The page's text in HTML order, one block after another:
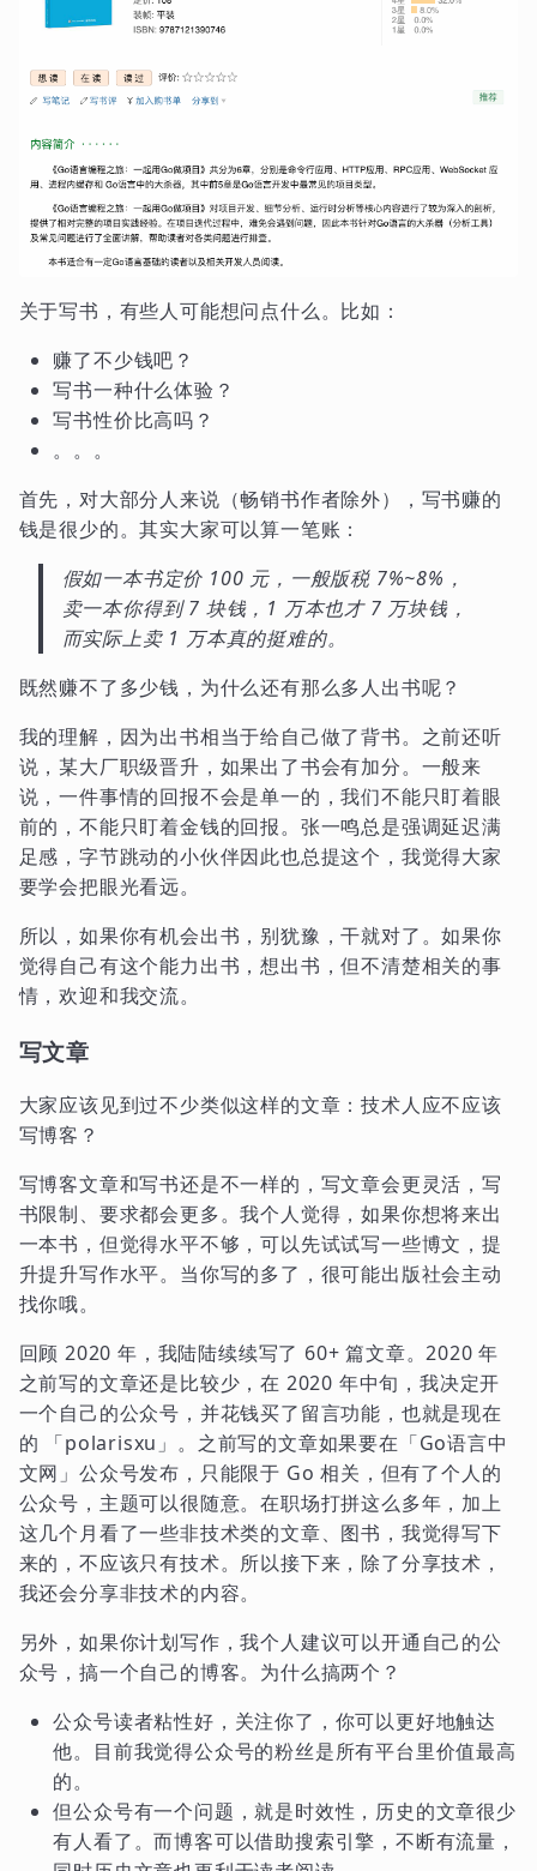
关于写书，有些人可能想问点什么。比如：
赚了不少钱吧？
写书一种什么体验？
写书性价比高吗？
。。。
首先，对大部分人来说（畅销书作者除外），写书赚的
钱是很少的。其实大家可以算一笔账：
假如一本书定价 100 元，一般版税 7%~8%，
卖一本你得到 7 块钱，1 万本也才 7 万块钱，
而实际上卖 1 万本真的挺难的。
既然赚不了多少钱，为什么还有那么多人出书呢？
我的理解，因为出书相当于给自己做了背书。之前还听
说，某大厂职级晋升，如果出了书会有加分。一般来
说，一件事情的回报不会是单一的，我们不能只盯着眼
前的，不能只盯着金钱的回报。张一鸣总是强调延迟满
足感，字节跳动的小伙伴因此也总提这个，我觉得大家
要学会把眼光看远。
所以，如果你有机会出书，别犹豫，干就对了。如果你
觉得自己有这个能力出书，想出书，但不清楚相关的事
情，欢迎和我交流。
写文章
大家应该见到过不少类似这样的文章：技术人应不应该
写博客？
写博客文章和写书还是不一样的，写文章会更灵活，写
书限制、要求都会更多。我个人觉得，如果你想将来出
一本书，但觉得水平不够，可以先试试写一些博文，提
升提升写作水平。当你写的多了，很可能出版社会主动
找你哦。
回顾 2020 年，我陆陆续续写了 60+ 篇文章。2020 年
之前写的文章还是比较少，在 2020 年中旬，我决定开
一个自己的公众号，并花钱买了留言功能，也就是现在
的 「polarisxu」。之前写的文章如果要在「Go语言中
文网」公众号发布，只能限于 Go 相关，但有了个人的
公众号，主题可以很随意。在职场打拼这么多年，加上
这几个月看了一些非技术类的文章、图书，我觉得写下
来的，不应该只有技术。所以接下来，除了分享技术，
我还会分享非技术的内容。
另外，如果你计划写作，我个人建议可以开通自己的公
众号，搞一个自己的博客。为什么搞两个？
公众号读者粘性好，关注你了，你可以更好地触达
他。目前我觉得公众号的粉丝是所有平台里价值最高
的。
但公众号有一个问题，就是时效性，历史的文章很少
有人看了。而博客可以借助搜索引擎，不断有流量，